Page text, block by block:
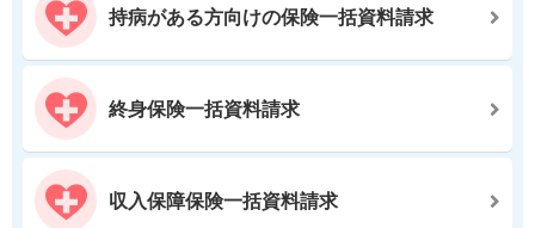
持病がある方向けの保険一括資料請求
終身保険一括資料請求
収入保障保険一括資料請求